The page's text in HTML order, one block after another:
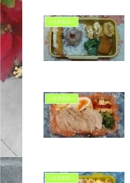
☆忘月忘日☆
☆忘月忘日☆
☆忘月忘日☆